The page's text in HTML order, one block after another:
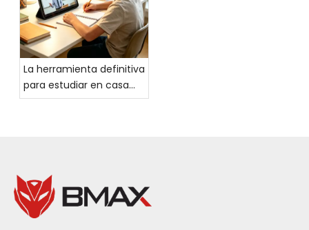
La herramienta definitiva
para estudiar en casa
durante las vacaciones:
aprendizaje nueva y
eficiente